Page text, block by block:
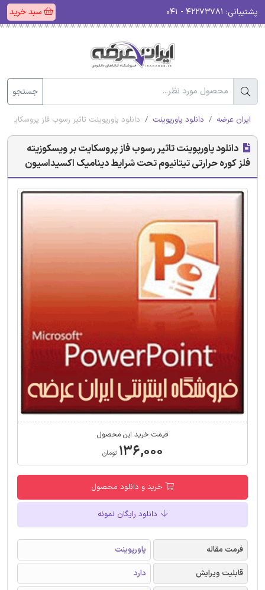
پشتیبانی: سبد خرید
جستجو
ایران عرضه دانلود پاورپوینت دانلود پاورپوینت تاثیر رسوب فاز
دانلود پاورپوینت تاثیر رسوب فاز پروسکایت بر ویسکوزیته
فلز کوره حرارتی تیتانیوم تحت شرایط دینامیک اکسیداسیون
قیمت خرید این محصول
۱۳۶,۰۰۰ تومان
خرید و دانلود محصول
دانلود رایگان نمونه
فرمت مقاله
پاورپوینت
قابلیت ویرایش
دارد